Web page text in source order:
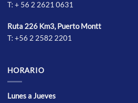
T: + 56 2 2621 0631
Ruta 226 Km3, Puerto Montt
T: +56 2 2582 2201
HORARIO
Lunes a Jueves